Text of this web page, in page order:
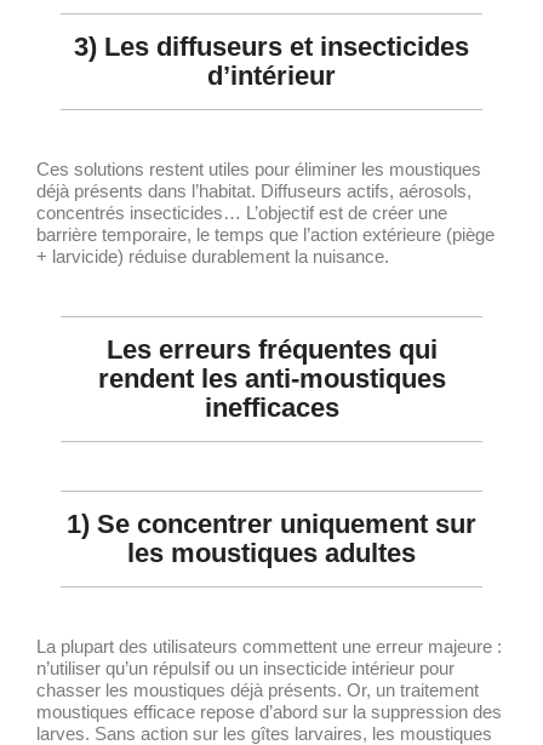
3) Les diffuseurs et insecticides
d’intérieur
Ces solutions restent utiles pour éliminer les moustiques
déjà présents dans l’habitat. Diffuseurs actifs, aérosols,
concentrés insecticides… L’objectif est de créer une
barrière temporaire, le temps que l’action extérieure (piège
+ larvicide) réduise durablement la nuisance.
Les erreurs fréquentes qui
rendent les anti-moustiques
inefficaces
1) Se concentrer uniquement sur
les moustiques adultes
La plupart des utilisateurs commettent une erreur majeure :
n’utiliser qu’un répulsif ou un insecticide intérieur pour
chasser les moustiques déjà présents. Or, un traitement
moustiques efficace repose d’abord sur la suppression des
larves. Sans action sur les gîtes larvaires, les moustiques